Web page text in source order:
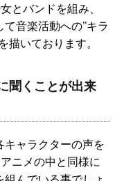
とバンドを組み、
音楽活動への”キラ
描いております。
聞くことが出来
キャラクターの声を
ニメの中と同様に